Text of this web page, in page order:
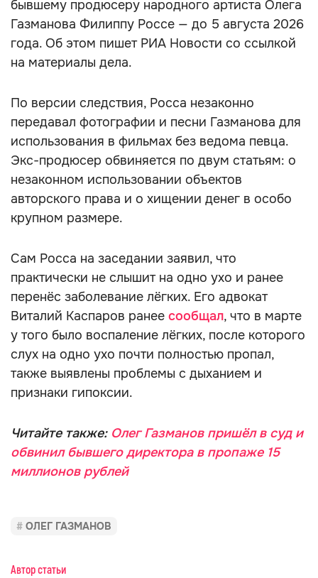
бывшему продюсеру народного артиста Олега
Газманова Филиппу Россе — до 5 августа 2026
года. Об этом пишет РИА Новости со ссылкой
на материалы дела.
По версии следствия, Росса незаконно
передавал фотографии и песни Газманова для
использования в фильмах без ведома певца.
Экс-продюсер обвиняется по двум статьям: о
незаконном использовании объектов
авторского права и о хищении денег в особо
крупном размере.
Сам Росса на заседании заявил, что
практически не слышит на одно ухо и ранее
перенёс заболевание лёгких. Его адвокат
Виталий Каспаров ранее сообщал, что в марте
у того было воспаление лёгких, после которого
слух на одно ухо почти полностью пропал,
также выявлены проблемы с дыханием и
признаки гипоксии.
Читайте также: Олег Газманов пришёл в суд и
обвинил бывшего директора в пропаже 15
миллионов рублей
ОЛЕГ ГАЗМАНОВ
Автор статьи